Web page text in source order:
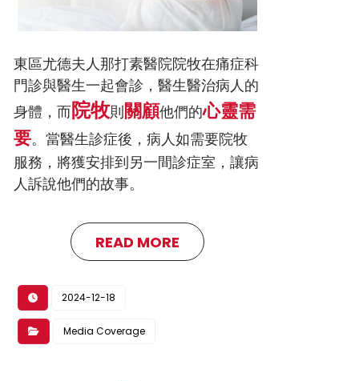
東區尤德夫人那打素醫院院牧在痛症科
門診與醫生一起會診，醫生醫治病人的
身體，而院牧則關顧他們的心靈需
要。當醫生診症後，病人如需要院牧
服務，將獲安排到另一間診症室，讓病
人訴說他們的故事。
READ MORE
2024-12-18
Media Coverage